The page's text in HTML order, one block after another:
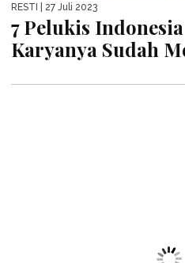
RESTI | 27 Juli 2023
7 Pelukis
Karyanya Sudah